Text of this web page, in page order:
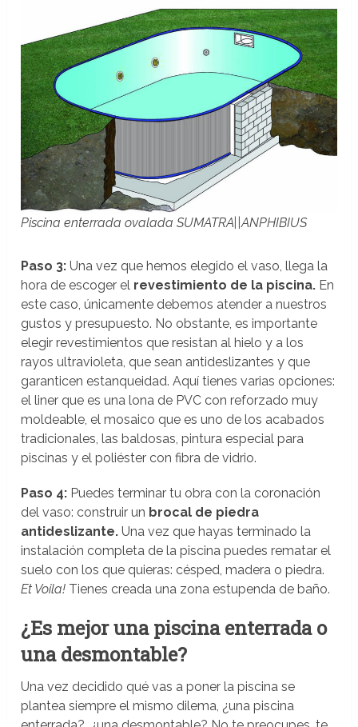
Piscina enterrada ovalada SUMATRA||ANPHIBIUS
Paso 3: Una vez que hemos elegido el vaso, llega la
hora de escoger el revestimiento de la piscina. En
este caso, únicamente debemos atender a nuestros
gustos y presupuesto. No obstante, es importante
elegir revestimientos que resistan al hielo y a los
rayos ultravioleta, que sean antideslizantes y que
garanticen estanqueidad. Aquí tienes varias opciones:
el liner que es una lona de PVC con reforzado muy
moldeable, el mosaico que es uno de los acabados
tradicionales, las baldosas, pintura especial para
piscinas y el poliéster con fibra de vidrio.
Paso 4: Puedes terminar tu obra con la coronación
del vaso: construir un brocal de piedra
antideslizante.Una vez que hayas terminado la
instalación completa de la piscina puedes rematar el
suelo con los que quieras: césped, madera o piedra.
Et Voila! Tienes creada una zona estupenda de baño.
¿Es mejor una piscina enterrada o
una desmontable?
Una vez decidido qué vas a poner la piscina se
plantea siempre el mismo dilema, ¿una piscina